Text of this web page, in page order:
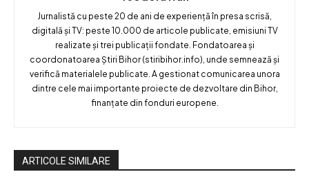
Jurnalistă cu peste 20 de ani de experiență în presa scrisă,
digitală și TV: peste 10.000 de articole publicate, emisiuni TV
realizate și trei publicații fondate. Fondatoarea și
coordonatoarea Știri Bihor (stiribihor.info), unde semnează și
verifică materialele publicate. A gestionat comunicarea unora
dintre cele mai importante proiecte de dezvoltare din Bihor,
finanțate din fonduri europene.
ARTICOLE SIMILARE